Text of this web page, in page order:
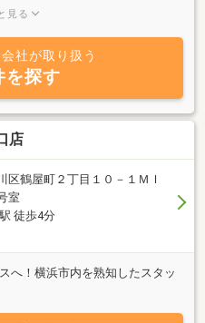
貸マンション・アパートをお探
ぼ当社でもご紹介出来ます！他
に頑張ります。検索してもあま
がご面倒なお客様はお電話か
からお問い合わせください。ご
だきます！スタッフ一同、皆様
す♪大家さん大募集中です！空
ただきます！
見る
社が取り扱う
を探す
店
区鶴屋町２丁目１０－１ＭＩ
室
徒歩4分
へ！横浜市内を熟知したスタッ